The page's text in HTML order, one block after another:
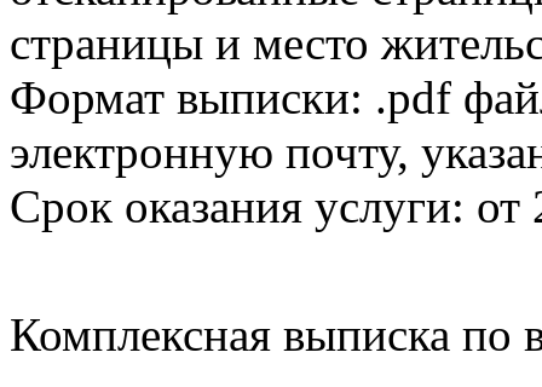
страницы и место
Формат выписки: .pdf
электронную почту,
Срок оказания услуги: от
Комплексная выписка